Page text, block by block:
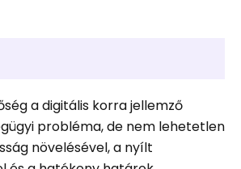
a digitális korra jellemző
probléma, de nem lehetetlen
növelésével, a nyílt